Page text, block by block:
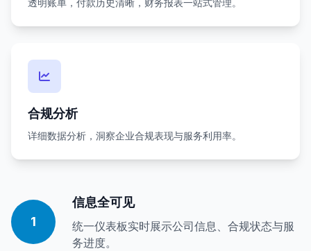
透明账单，付款历史清晰，财务报表一站式管理。
合规分析
详细数据分析，洞察企业合规表现与服务利用率。
1
信息全可见
统一仪表板实时展示公司信息、合规状态与服
务进度。